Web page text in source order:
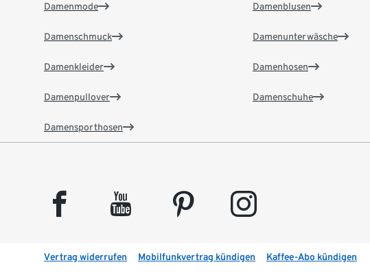
Damenmode
Damenschmuck
Damenkleider
Damenpullover
Damensporthosen
Damenblusen
Damenunterwäsche
Damenhosen
Damenschuhe
facebook youtube pinterest instagram
Vertrag widerrufen Mobilfunkvertrag kündigen Kaffee-Abo kündigen